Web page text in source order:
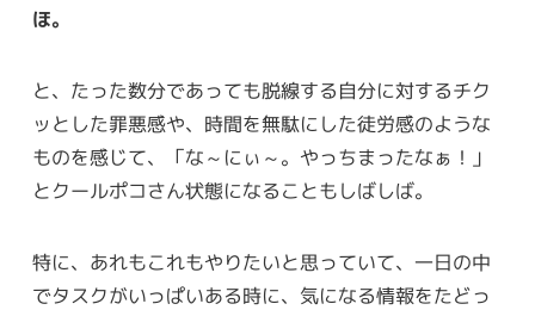
ほ。
と、たった数分であっても脱線する自分に対するチク
ッとした罪悪感や、時間を無駄にした徒労感のような
ものを感じて、「な～にぃ～。やっちまったなぁ！」
とクールポコさん状態になることもしばしば。
特に、あれもこれもやりたいと思っていて、一日の中
でタスクがいっぱいある時に、気になる情報をたどっ